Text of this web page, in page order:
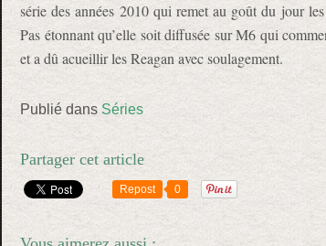
série des années 2010 qui remet au goût du jour
Pas étonnant qu’elle soit diffusée sur M6 qui
et a dû acueillir les Reagan avec soulagement.
Publié dans Séries
Partager cet article
Repost 0